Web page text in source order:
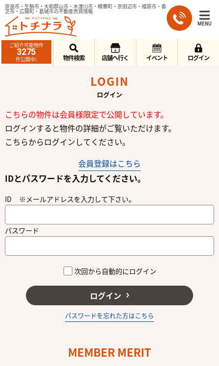
奈良市・生駒市・大和郡山市・木津川市・精華町・京田辺市・橿原市・香
芝市・広陵町・葛城市の不動産売買情報
MENU
ご紹介可能物件
3275
件公開中! 物件検索 店舗へ行く イベント ログイン
LOGIN
ログイン
こちらの物件は会員様限定で公開しています。
ログインすると物件の詳細がご覧いただけます。
こちらからログインしてください。
会員登録はこちら
IDとパスワードを入力してください。
ID ※メールアドレスを入力して下さい。
パスワード
次回から自動的にログイン
ログイン
パスワードを忘れた方はこちら
MEMBER MERIT